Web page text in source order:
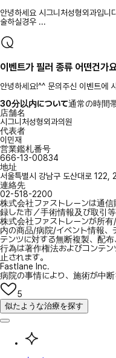
안녕하세요 시그니처성형외과입니
술하실경우 ...
이벤트가 필러 종류 어떤건가
안녕하세요!^^ 문의주신 이벤트에
30分以内について通常の時間
店舗名
시그니처성형외과의원
代表者
이민재
営業鑑札番号
666-13-00834
地址
서울특별시 강남구 도산대로 122,
連絡先
02-518-2200
株式会社ファストレーンは通
録した市／手術情報及び取引等
株式会社ファストレーンが所
内の商品/病院/イベント情報、
テンツに対する無断複製、配
行為は著作権法およびコンテ
止されます。
Fastlane Inc.
病院の事情により、施術が中断
5
似たような治療を探す